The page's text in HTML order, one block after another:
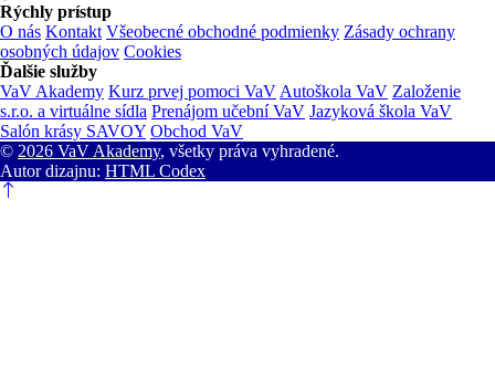
Rýchly prístup
O nás Kontakt Všeobecné obchodné podmienky Zásady ochrany
osobných údajov Cookies
Ďalšie služby
VaV Akademy Kurz prvej pomoci VaV Autoškola VaV Založenie
s.r.o. a virtuálne sídla Prenájom učební VaV Jazyková škola VaV
Salón krásy SAVOY Obchod VaV
© 2026 VaV Akademy, všetky práva vyhradené.
Autor dizajnu: HTML Codex